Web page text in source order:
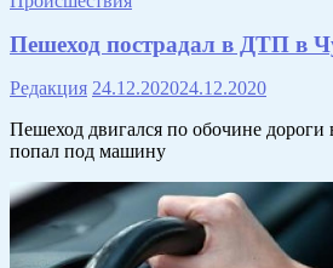
Пешеход пострадал в ДТП в
Редакция 24.12.202024.12.2020
Пешеход двигался по обочине дороги
попал под машину